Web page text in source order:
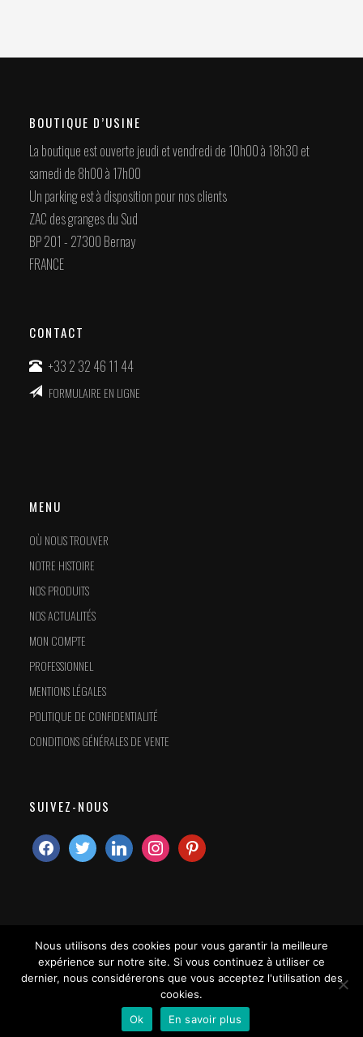
BOUTIQUE D’USINE
La boutique est ouverte jeudi et vendredi de 10h00 à 18h30 et
samedi de 8h00 à 17h00
Un parking est à disposition pour nos clients
ZAC des granges du Sud
BP 201 - 27300 Bernay
FRANCE
CONTACT
+33 2 32 46 11 44
FORMULAIRE EN LIGNE
MENU
OÙ NOUS TROUVER
NOTRE HISTOIRE
NOS PRODUITS
NOS ACTUALITÉS
MON COMPTE
PROFESSIONNEL
MENTIONS LÉGALES
POLITIQUE DE CONFIDENTIALITÉ
CONDITIONS GÉNÉRALES DE VENTE
SUIVEZ-NOUS
Nous utilisons des cookies pour vous garantir la meilleure
expérience sur notre site. Si vous continuez à utiliser ce
dernier, nous considérerons que vous acceptez l'utilisation des
cookies.
Ok
En savoir plus